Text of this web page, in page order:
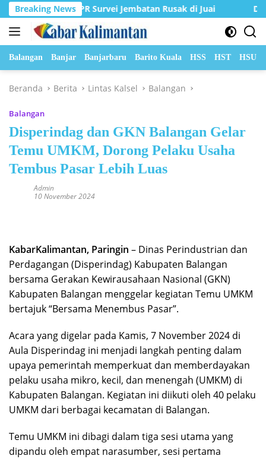
Langsung
ke
konten
Breaking News
Dinas PUPR Survei Jembatan Rusak di Juai DPRD
Balangan Banjar Banjarbaru Barito Kuala HSS HST HSU
Beranda Berita Lintas Kalsel Balangan
Balangan
Disperindag dan GKN Balangan Gelar
Temu UMKM, Dorong Pelaku Usaha
Tembus Pasar Lebih Luas
Admin
10 November 2024
KabarKalimantan, Paringin – Dinas Perindustrian dan
Perdagangan (Disperindag) Kabupaten Balangan
bersama Gerakan Kewirausahaan Nasional (GKN)
Kabupaten Balangan menggelar kegiatan Temu UMKM
bertajuk “Bersama Menembus Pasar”.
Acara yang digelar pada Kamis, 7 November 2024 di
Aula Disperindag ini menjadi langkah penting dalam
upaya pemerintah memperkuat dan memberdayakan
pelaku usaha mikro, kecil, dan menengah (UMKM) di
Kabupaten Balangan. Kegiatan ini diikuti oleh 40 pelaku
UMKM dari berbagai kecamatan di Balangan.
Temu UMKM ini dibagi dalam tiga sesi utama yang
dipandu oleh empat narasumber, sesi pertama